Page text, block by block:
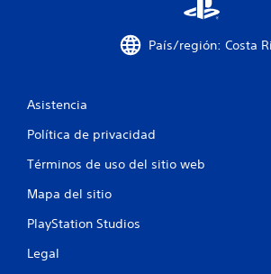
País/región: Costa
Asistencia
Política de privacidad
Términos de uso del sitio web
Mapa del sitio
PlayStation Studios
Legal